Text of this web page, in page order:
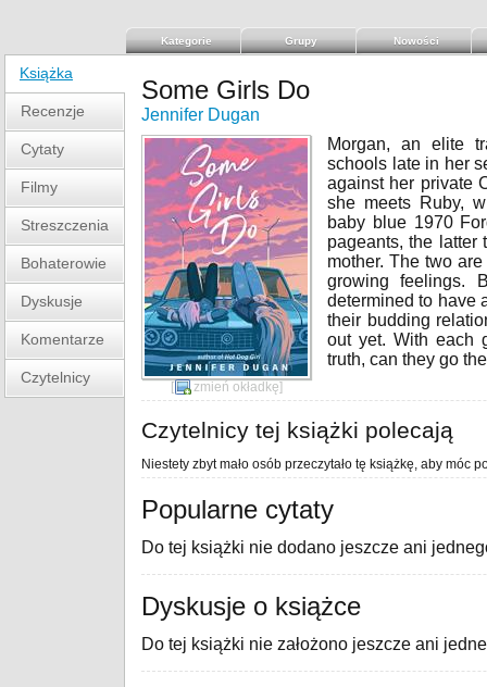
Kategorie Grupy Nowości
Książka
Recenzje
Cytaty
Filmy
Streszczenia
Bohaterowie
Dyskusje
Komentarze
Czytelnicy
Some Girls Do
Jennifer Dugan
[ zmień okładkę]
Morgan, an elite
schools late in her
against her private
she meets Ruby,
baby blue 1970
pageants, the latter
mother. The two
growing feelings.
determined to have
their budding
out yet. With each
truth, can they go
Czytelnicy tej książki polecają
Niestety zbyt mało osób przeczytało tę książkę, aby móc
Popularne cytaty
Do tej książki nie dodano jeszcze ani
Dyskusje o książce
Do tej książki nie założono jeszcze ani